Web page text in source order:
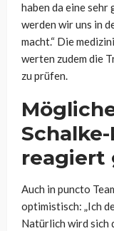
haben da eine sehr
werden wir uns in
macht.“ Die
werten zudem die
zu prüfen.
reagiert
Auch in puncto
optimistisch: „Ich
Natürlich wird sich